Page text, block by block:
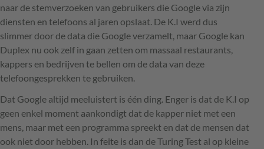
naar de stemverzoeken van gebruikers die Google via zijn
diensten en telefoons al jaren opslaat. De K.I werd dus
slimmer door de data die Google verzamelt, maar Google kan
Duplex nu ook zelf in gaan zetten om massaal restaurants,
kappers en bedrijven te bellen om de data van deze
telefoongesprekken te gebruiken.
Dat Google altijd meeluistert is één ding. Enger is dat de K.I op
geen enkel moment aankondigt dat de kapper niet met een
mens, maar met een programma spreekt en dat de mensen dat
ook niet door hebben. In feite is dan de Turing Test al op kleine